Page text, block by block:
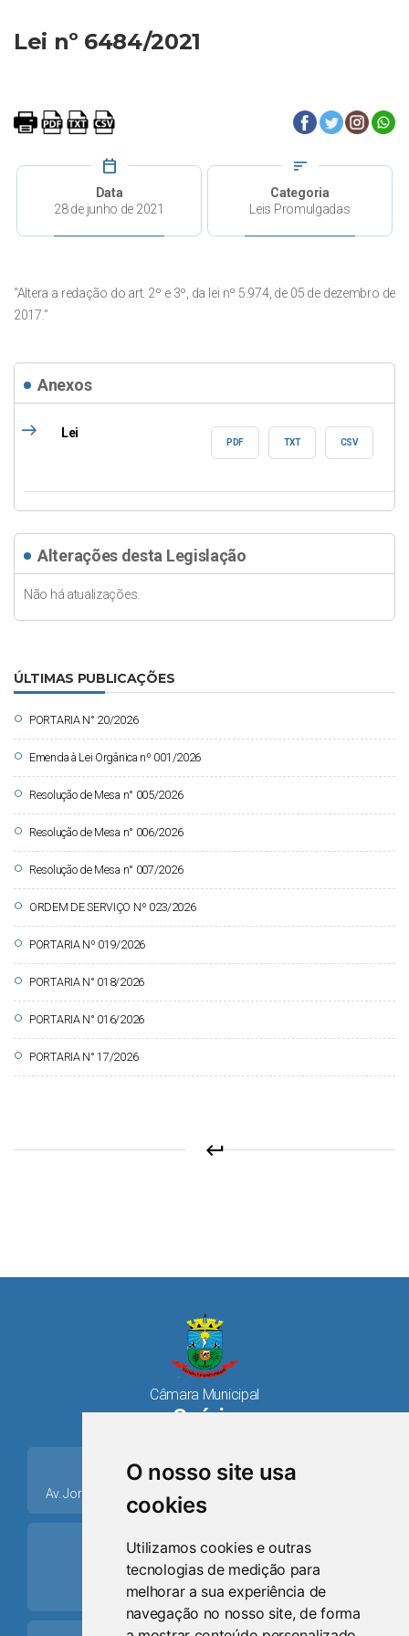
O nosso site usa
cookies
Utilizamos cookies e outras
tecnologias de medição para
melhorar a sua experiência de
navegação no nosso site, de forma
Lei nº 6484/2021
calendar_today
Data
28 de junho de 2021
sort
Categoria
Leis Promulgadas
“Altera a redação do art. 2º e 3º, da lei nº 5.974, de 05 de dezembro de
2017.”
Anexos
east Lei
PDF TXT CSV
Alterações desta Legislação
Não há atualizações.
ÚLTIMAS PUBLICAÇÕES
circle PORTARIA N° 20/2026
circle Emenda à Lei Orgânica nº 001/2026
circle Resolução de Mesa n° 005/2026
circle Resolução de Mesa n° 006/2026
circle Resolução de Mesa n° 007/2026
circle ORDEM DE SERVIÇO Nº 023/2026
circle PORTARIA Nº 019/2026
circle PORTARIA N° 018/2026
circle PORTARIA N° 016/2026
circle PORTARIA N° 17/2026
keyboard_return
Câmara Municipal
Osório
place
Av. Jorge Dariva, 1211, Centro CEP: 95520.000 - Osório/RS
ring_volume
Telefone
(51) 9 8024-0884